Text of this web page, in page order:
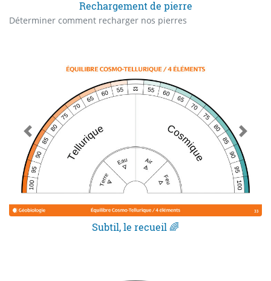
Rechargement de pierre
Déterminer comment recharger nos pierres
Subtil, le recueil 🌈